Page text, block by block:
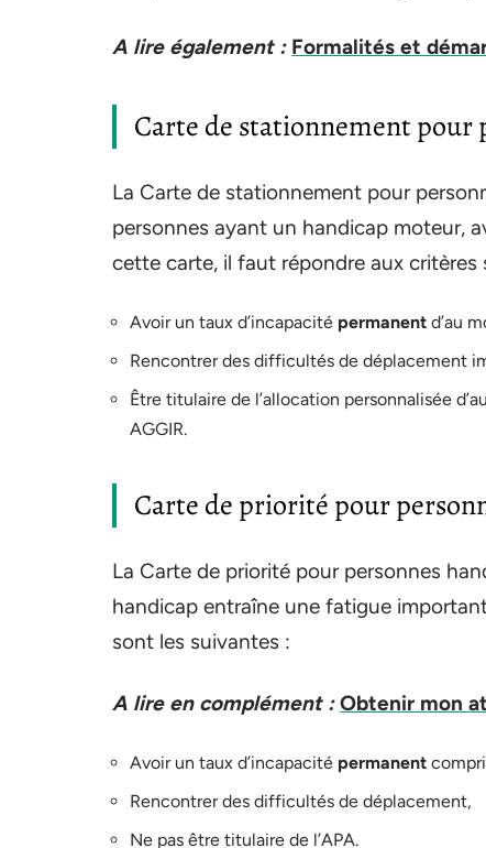
A lire également : Formalités et
Carte de stationnement pour
La Carte de stationnement pour
personnes ayant un handicap moteur,
cette carte, il faut répondre aux critères
Avoir un taux d’incapacité permanent d’au
Rencontrer des difficultés de déplacement
Être titulaire de l’allocation personnalisée
AGGIR.
Carte de priorité pour
La Carte de priorité pour personnes
handicap entraîne une fatigue
sont les suivantes :
A lire en complément : Obtenir mon
Avoir un taux d’incapacité permanent
Rencontrer des difficultés de déplacement,
Ne pas être titulaire de l’APA.